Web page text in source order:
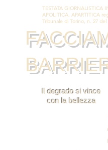
TESTATA GIORNALISTICA
APOLITICA, APARTITICA
Tribunale di Torino, n. 27 del
Il degrado si vince
con la bellezza